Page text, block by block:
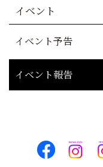
イベント
イベント予告
イベント報告